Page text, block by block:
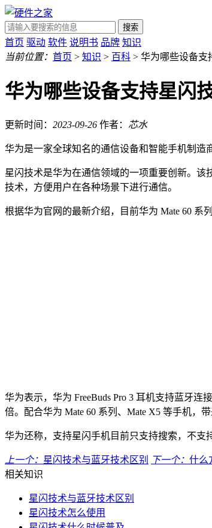
搜索
首页 驱动 软件 说明书 品牌 知识
当前位置： 首页 > 知识 > 百科 > 华为哪些设备支
华为哪些设备支持星闪
更新时间： 2023-09-26 作者： 芯水
华为是一家全球知名的通信设备和智能手机制造
星闪技术是华为在通信领域的一项重要创新。
技术，方便用户在各种场景下进行通信。
根据华为官网的最新介绍，目前华为 Mate 60 系
华为表示，华为 FreeBuds Pro 3 耳机支持蓝牙
倍。配合华为 Mate 60 系列、Mate X5 等手机，
华为还称，支持星闪手机目前只支持搜索，不支
上一个： 星闪技术与蓝牙技术区别 下一个： 什么
相关知识
星闪技术与蓝牙技术区别
星闪技术怎么使用